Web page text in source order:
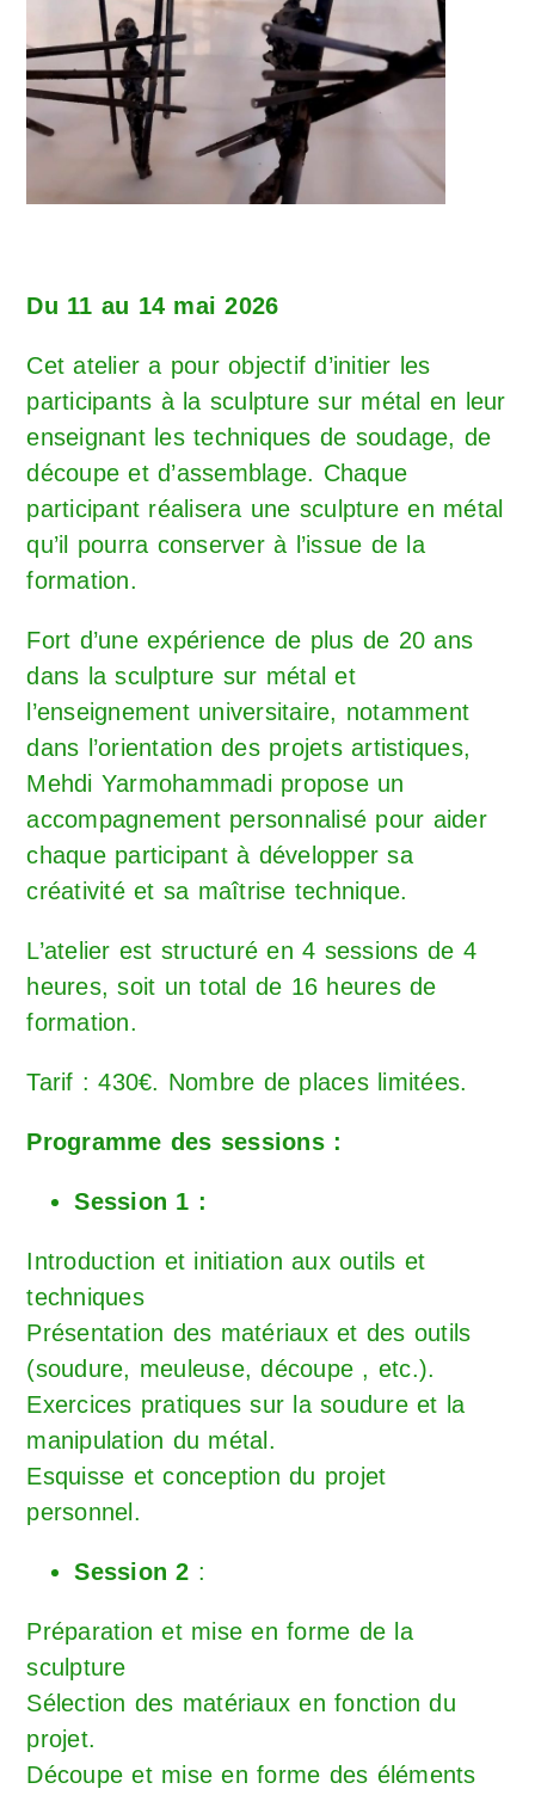
Du 11 au 14 mai 2026
Cet atelier a pour objectif d’initier les
participants à la sculpture sur métal en leur
enseignant les techniques de soudage, de
découpe et d’assemblage. Chaque
participant réalisera une sculpture en métal
qu’il pourra conserver à l’issue de la
formation.
Fort d’une expérience de plus de 20 ans
dans la sculpture sur métal et
l’enseignement universitaire, notamment
dans l’orientation des projets artistiques,
Mehdi Yarmohammadi propose un
accompagnement personnalisé pour aider
chaque participant à développer sa
créativité et sa maîtrise technique.
L’atelier est structuré en 4 sessions de 4
heures, soit un total de 16 heures de
formation.
Tarif : 430€. Nombre de places limitées.
Programme des sessions :
Session 1 :
Introduction et initiation aux outils et
techniques
Présentation des matériaux et des outils
(soudure, meuleuse, découpe , etc.).
Exercices pratiques sur la soudure et la
manipulation du métal.
Esquisse et conception du projet
personnel.
Session 2 :
Préparation et mise en forme de la
sculpture
Sélection des matériaux en fonction du
projet.
Découpe et mise en forme des éléments